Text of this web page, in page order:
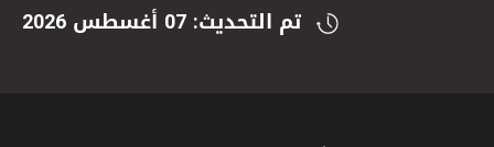
تم التحديث: 07 أغسطس 2026